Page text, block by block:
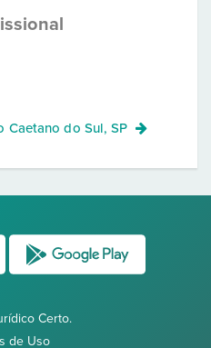
Caetano do Sul, SP
Certo.
de Uso